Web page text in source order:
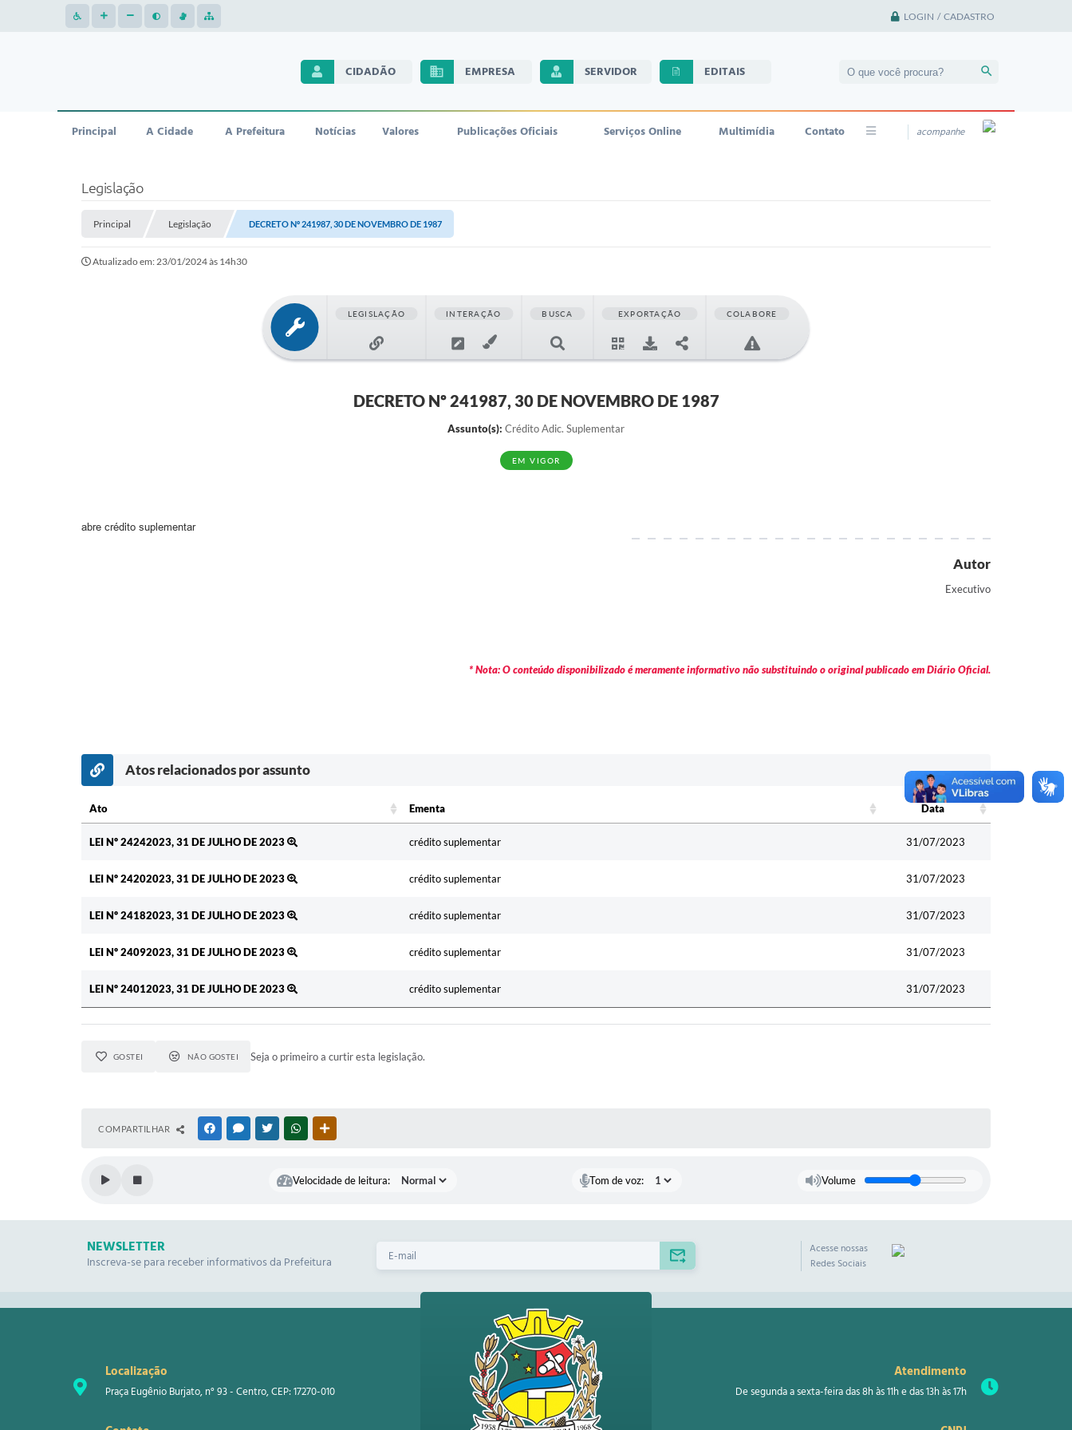
LOGIN / CADASTRO
CIDADÃO EMPRESA SERVIDOR EDITAIS
Principal A Cidade A Prefeitura Notícias Valores Publicações Oficiais Serviços Online Multimídia Contato acompanhe
Legislação
Principal Legislação DECRETO Nº 241987, 30 DE NOVEMBRO DE 1987
Atualizado em: 23/01/2024 às 14h30
LEGISLAÇÃO INTERAÇÃO BUSCA EXPORTAÇÃO COLABORE
DECRETO Nº 241987, 30 DE NOVEMBRO DE 1987
Assunto(s): Crédito Adic. Suplementar
EM VIGOR
abre crédito suplementar
Autor
Executivo
* Nota: O conteúdo disponibilizado é meramente informativo não substituindo o original publicado em Diário Oficial.
Atos relacionados por assunto
Ato Ementa
Data
LEI Nº 24242023, 31 DE JULHO DE 2023
crédito suplementar 31/07/2023
LEI Nº 24202023, 31 DE JULHO DE 2023 crédito suplementar 31/07/2023
LEI Nº 24182023, 31 DE JULHO DE 2023 crédito suplementar 31/07/2023
LEI Nº 24092023, 31 DE JULHO DE 2023 crédito suplementar 31/07/2023
LEI Nº 24012023, 31 DE JULHO DE 2023 crédito suplementar 31/07/2023
GOSTEI NÃO GOSTEI Seja o primeiro a curtir esta legislação.
COMPARTILHAR FACEBOOKMESSENGER
TWITTERWHATSAPP
Velocidade de leitura: Tom de voz: Volume
NEWSLETTER
Inscreva-se para receber informativos da Prefeitura
Acesse nossas
Redes Sociais
Localização
Praça Eugênio Burjato, n° 93 - Centro, CEP: 17270-010
Atendimento
De segunda a sexta-feira das 8h às 11h e das 13h às 17h